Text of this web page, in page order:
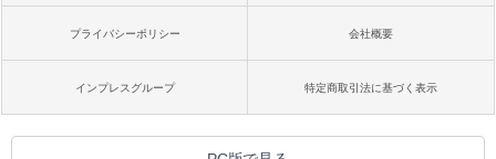
プライバシーポリシー 会社概要
インプレスグループ 特定商取引法に基づく表示